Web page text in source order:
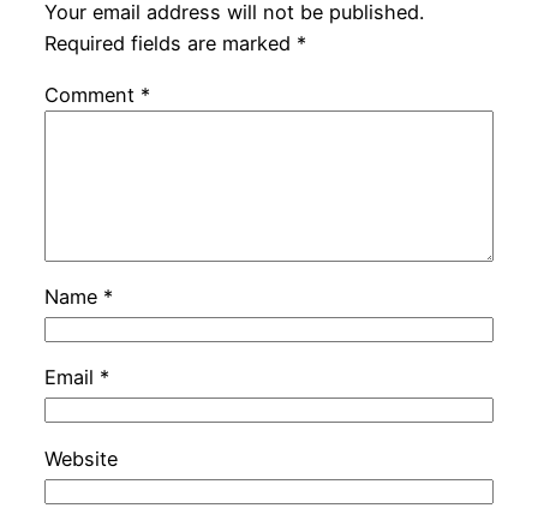
Your email address will not be published.
Required fields are marked *
Comment *
Name *
Email *
Website